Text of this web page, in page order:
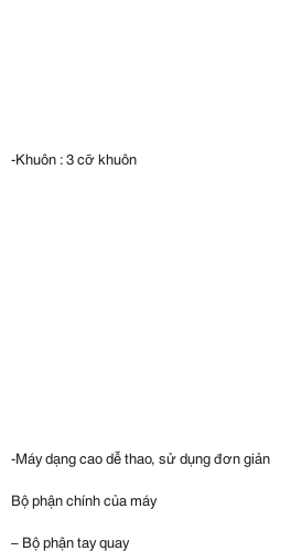
-Khuôn : 3 cỡ khuôn
-Máy dạng cao dễ thao, sử dụng đơn giản
Bộ phận chính của máy
– Bộ phận tay quay